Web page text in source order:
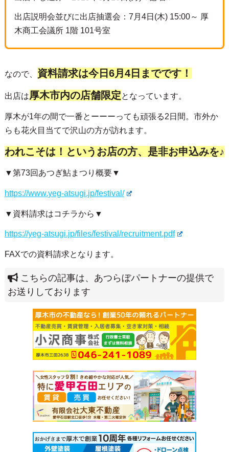
出店説明会並びに出店抽選会：7月4日(木) 15:00～ 厚
木商工会議所 1階 101号室
なので、 資料請求は今日6月4日までです！
出店は厚木市内の店舗限定となっています。
厚木が1年の間で一番とーーーっても頑張る2日間。市外か
らも花火目当てで沢山の方が訪れます。
われこそは！というお店の方、是非お申込みを♪
▼第73回あつぎ鮎まつり 概要▼
https://www.yeg-atsugi.jp/festival/
▼資料請求はコチラから▼
https://yeg-atsugi.jp/files/festival/recruitment.pdf
FAXでの資料請求となります。
こちらの記事は、あつらぼパートナーの提供で
お送りしております